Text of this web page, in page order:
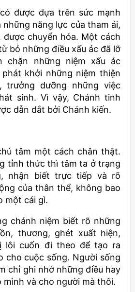
được dựa trên sức mạnh
những năng lực của tham ái,
chuyển hóa. Một cách
bỏ những điều xấu ác đã lỡ
chặn những niệm xấu ác
khởi những niệm thiện
trưởng dưỡng những việc
sinh. Vì vậy, Chánh tinh
dẫn dắt bởi Chánh kiến.
tâm một cách chân thật.
tỉnh thức thì tâm ta ở trạng
nhận biết trực tiếp và rõ
của thân thể, không bao
một cái gì.
chánh niệm biết rõ những
thương, ghét xuất hiện,
lôi cuốn đi theo để tạo ra
cho cuộc sống. Người sống
chỉ ghi nhớ những điều hay
mình và cho người mà thôi.